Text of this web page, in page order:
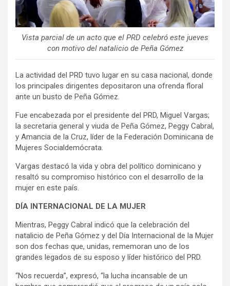
Vista parcial de un acto que el PRD celebró este jueves
con motivo del natalicio de Peña Gómez
La actividad del PRD tuvo lugar en su casa nacional, donde
los principales dirigentes depositaron una ofrenda floral
ante un busto de Peña Gómez.
Fue encabezada por el presidente del PRD, Miguel Vargas;
la secretaria general y viuda de Peña Gómez, Peggy Cabral,
y Amancia de la Cruz, líder de la Federación Dominicana de
Mujeres Socialdemócrata.
Vargas destacó la vida y obra del político dominicano y
resaltó su compromiso histórico con el desarrollo de la
mujer en este país.
DÍA INTERNACIONAL DE LA MUJER
Mientras, Peggy Cabral indicó que la celebración del
natalicio de Peña Gómez y del Día Internacional de la Mujer
son dos fechas que, unidas, rememoran uno de los
grandes legados de su esposo y líder histórico del PRD.
“Nos recuerda”, expresó, “la lucha incansable de un